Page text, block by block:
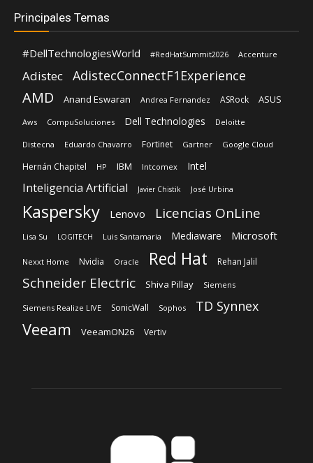
Principales Temas
#DellTechnologiesWorld #RedHatSummit2026 Accenture
Adistec AdistecConnectF1Experience
AMD Anand Eswaran Andrea Fernandez ASRock ASUS
Aws CompuSoluciones Dell Technologies Deloitte
Distecna Eduardo Chavarro Fortinet Gartner Google Cloud
Hernán Chapitel HP IBM Intcomex Intel
Inteligencia Artificial Javier Chistik José Urbina
Kaspersky Lenovo Licencias OnLine
Lisa Su LOGITECH Luis Santamaria Mediaware Microsoft
Nexxt Home Nvidia Oracle Red Hat Rehan Jalil
Schneider Electric Shiva Pillay Siemens
Siemens Realize LIVE SonicWall Sophos TD Synnex
Veeam VeeamON26 Vertiv